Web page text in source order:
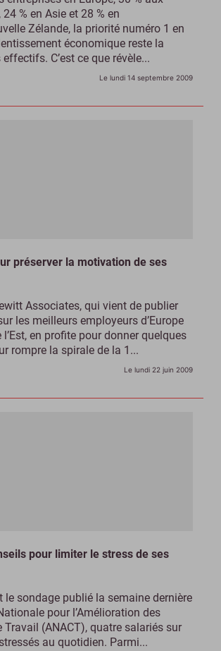
% en Asie et 28 % en
Zélande, la priorité numéro 1 en
économique reste la
C’est ce que révèle...
Le lundi 14 septembre 2009
préserver la motivation de ses
Associates, qui vient de publier
les meilleurs employeurs d’Europe
l’Est, en profite pour donner quelques
rompre la spirale de la 1...
Le lundi 22 juin 2009
pour limiter le stress de ses
le sondage publié la semaine dernière
pour l’Amélioration des
Travail (ANACT), quatre salariés sur
au quotidien. Parmi...